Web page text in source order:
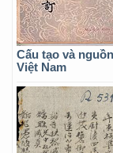
Cấu tạo và
Việt Nam